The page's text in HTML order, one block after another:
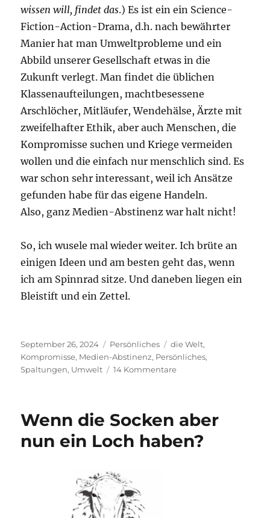
wissen will, findet das.) Es ist ein ein Science-
Fiction-Action-Drama, d.h. nach bewährter
Manier hat man Umweltprobleme und ein
Abbild unserer Gesellschaft etwas in die
Zukunft verlegt. Man findet die üblichen
Klassenaufteilungen, machtbesessene
Arschlöcher, Mitläufer, Wendehälse, Ärzte mit
zweifelhafter Ethik, aber auch Menschen, die
Kompromisse suchen und Kriege vermeiden
wollen und die einfach nur menschlich sind. Es
war schon sehr interessant, weil ich Ansätze
gefunden habe für das eigene Handeln.
Also, ganz Medien-Abstinenz war halt nicht!
So, ich wusele mal wieder weiter. Ich brüte an
einigen Ideen und am besten geht das, wenn
ich am Spinnrad sitze. Und daneben liegen ein
Bleistift und ein Zettel.
Veröffentlicht
am
September 26, 2024 Kategorien
Persönliches Schlagwörter
die Welt,
Kompromisse, Medien-Abstinenz, Persönliches,
Spaltungen, Umwelt 14 Kommentarezu
Wenn die Socken aber
nun ein Loch haben?